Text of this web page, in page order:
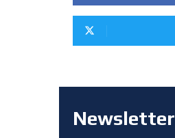
Newsletter